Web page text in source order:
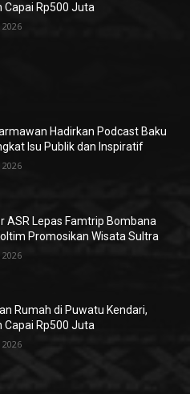
Capai Rp500 Juta
Hadirkan Podcast Baku
Isu Publik dan Inspiratif
ASR Lepas Famtrip Bombana
Promosikan Wisata Sultra
Rumah di Puwatu Kendari,
Capai Rp500 Juta